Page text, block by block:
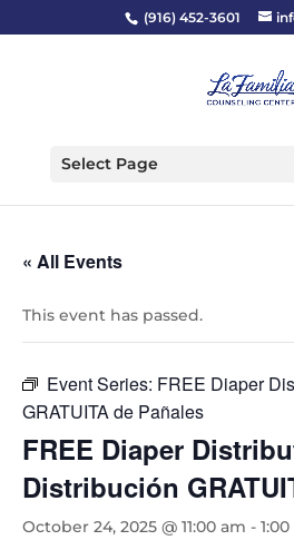
(916) 452-3601
Select Page
« All Events
This event has passed.
Event Series: FREE Diaper
GRATUITA de Pañales
FREE Diaper
Distribución
October 24, 2025 @ 11:00 am -